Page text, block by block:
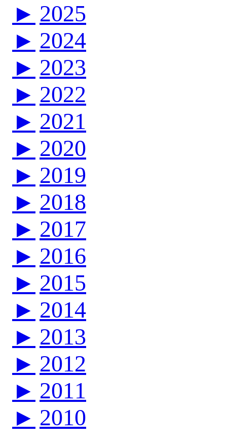
► 2025
► 2024
► 2023
► 2022
► 2021
► 2020
► 2019
► 2018
► 2017
► 2016
► 2015
► 2014
► 2013
► 2012
► 2011
► 2010